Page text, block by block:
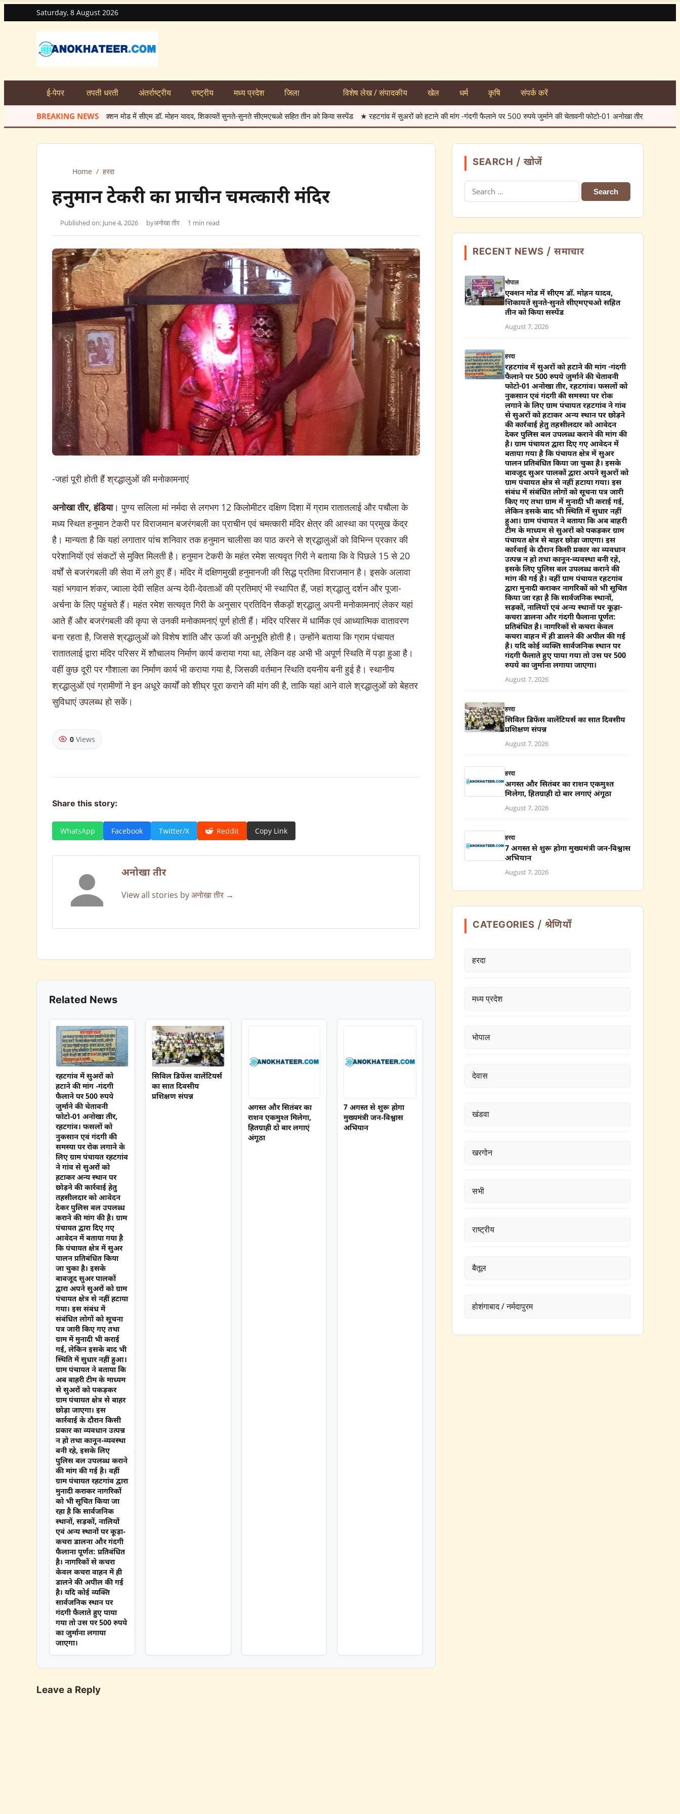
Saturday, 8 August 2026
ई-पेपर तपती धरती अंतर्राष्ट्रीय राष्ट्रीय मध्य प्रदेश जिला विशेष लेख / संपादकीय खेल धर्म कृषि संपर्क करें
BREAKING NEWS
तीन को किया सस्पेंड ★ रहटगांव में सुअरों को हटाने की मांग -गंदगी फैलाने पर 500 रुपये जुर्माने की चेतावनी फोटो-01 अनोखा तीर, रहटगांव। फसलों को नुकसान एवं गंदगी की समस्या पर रोक लगाने के लिए ग्राम पंचायत रहटगांव ने गांव से सुअरों को
Home / हरदा
हनुमान टेकरी का प्राचीन चमत्कारी मंदिर
Published on: June 4, 2026 byअनोखा तीर 1 min read
-जहां पूरी होती हैं श्रद्धालुओं की मनोकामनाएं
अनोखा तीर, हंडिया। पुण्य सलिला मां नर्मदा से लगभग 12 किलोमीटर दक्षिण दिशा में ग्राम रातातलाई और पचौला के
मध्य स्थित हनुमान टेकरी पर विराजमान बजरंगबली का प्राचीन एवं चमत्कारी मंदिर क्षेत्र की आस्था का प्रमुख केंद्र
है। मान्यता है कि यहां लगातार पांच शनिवार तक हनुमान चालीसा का पाठ करने से श्रद्धालुओं को विभिन्न प्रकार की
परेशानियों एवं संकटों से मुक्ति मिलती है। हनुमान टेकरी के महंत रमेश सत्यवृत गिरी ने बताया कि वे पिछले 15 से 20
वर्षों से बजरंगबली की सेवा में लगे हुए हैं। मंदिर में दक्षिणमुखी हनुमानजी की सिद्ध प्रतिमा विराजमान है। इसके अलावा
यहां भगवान शंकर, ज्वाला देवी सहित अन्य देवी-देवताओं की प्रतिमाएं भी स्थापित हैं, जहां श्रद्धालु दर्शन और पूजा-
अर्चना के लिए पहुंचते हैं। महंत रमेश सत्यवृत गिरी के अनुसार प्रतिदिन सैकड़ों श्रद्धालु अपनी मनोकामनाएं लेकर यहां
आते हैं और बजरंगबली की कृपा से उनकी मनोकामनाएं पूर्ण होती हैं। मंदिर परिसर में धार्मिक एवं आध्यात्मिक वातावरण
बना रहता है, जिससे श्रद्धालुओं को विशेष शांति और ऊर्जा की अनुभूति होती है। उन्होंने बताया कि ग्राम पंचायत
रातातलाई द्वारा मंदिर परिसर में शौचालय निर्माण कार्य कराया गया था, लेकिन वह अभी भी अपूर्ण स्थिति में पड़ा हुआ है।
वहीं कुछ दूरी पर गौशाला का निर्माण कार्य भी कराया गया है, जिसकी वर्तमान स्थिति दयनीय बनी हुई है। स्थानीय
श्रद्धालुओं एवं ग्रामीणों ने इन अधूरे कार्यों को शीघ्र पूरा कराने की मांग की है, ताकि यहां आने वाले श्रद्धालुओं को बेहतर
सुविधाएं उपलब्ध हो सकें।
0 Views
Share this story:
WhatsApp Facebook Twitter/X Reddit Copy Link
अनोखा तीर
View all stories by अनोखा तीर →
Related News
रहटगांव में सुअरों को
हटाने की मांग -गंदगी
फैलाने पर 500 रुपये
जुर्माने की चेतावनी
फोटो-01 अनोखा तीर,
रहटगांव। फसलों को
नुकसान एवं गंदगी की
समस्या पर रोक लगाने के
लिए ग्राम पंचायत रहटगांव
ने गांव से सुअरों को
हटाकर अन्य स्थान पर
छोड़ने की कार्रवाई हेतु
तहसीलदार को आवेदन
देकर पुलिस बल उपलब्ध
कराने की मांग की है। ग्राम
पंचायत द्वारा दिए गए
आवेदन में बताया गया है
कि पंचायत क्षेत्र में सुअर
पालन प्रतिबंधित किया
जा चुका है। इसके
बावजूद सुअर पालकों
द्वारा अपने सुअरों को ग्राम
पंचायत क्षेत्र से नहीं हटाया
गया। इस संबंध में
संबंधित लोगों को सूचना
पत्र जारी किए गए तथा
ग्राम में मुनादी भी कराई
गई, लेकिन इसके बाद भी
स्थिति में सुधार नहीं हुआ।
ग्राम पंचायत ने बताया कि
अब बाहरी टीम के माध्यम
से सुअरों को पकड़कर
ग्राम पंचायत क्षेत्र से बाहर
छोड़ा जाएगा। इस
कार्रवाई के दौरान किसी
प्रकार का व्यवधान उत्पन्न
न हो तथा कानून-व्यवस्था
बनी रहे, इसके लिए
पुलिस बल उपलब्ध कराने
की मांग की गई है। वहीं
ग्राम पंचायत रहटगांव द्वारा
मुनादी कराकर नागरिकों
को भी सूचित किया जा
रहा है कि सार्वजनिक
स्थानों, सड़कों, नालियों
एवं अन्य स्थानों पर कूड़ा-
कचरा डालना और गंदगी
फैलाना पूर्णत: प्रतिबंधित
है। नागरिकों से कचरा
केवल कचरा वाहन में ही
डालने की अपील की गई
है। यदि कोई व्यक्ति
सार्वजनिक स्थान पर
गंदगी फैलाते हुए पाया
गया तो उस पर 500 रुपये
का जुर्माना लगाया
जाएगा।
सिविल डिफेंस वालेंटियर्स
का सात दिवसीय
प्रशिक्षण संपन्न
अगस्त और सितंबर का
राशन एकमुश्त मिलेगा,
हितग्राही दो बार लगाएं
अंगूठा
7 अगस्त से शुरू होगा
मुख्यमंत्री जन-विश्वास
अभियान
Leave a Reply
SEARCH / खोजें
Search
for:
RECENT NEWS / समाचार
भोपाल
एक्शन मोड में सीएम डॉ. मोहन यादव,
शिकायतें सुनते-सुनते सीएमएचओ सहित
तीन को किया सस्पेंड
August 7, 2026
हरदा
रहटगांव में सुअरों को हटाने की मांग -गंदगी
फैलाने पर 500 रुपये जुर्माने की चेतावनी
फोटो-01 अनोखा तीर, रहटगांव। फसलों को
नुकसान एवं गंदगी की समस्या पर रोक
लगाने के लिए ग्राम पंचायत रहटगांव ने गांव
से सुअरों को हटाकर अन्य स्थान पर छोड़ने
की कार्रवाई हेतु तहसीलदार को आवेदन
देकर पुलिस बल उपलब्ध कराने की मांग की
है। ग्राम पंचायत द्वारा दिए गए आवेदन में
बताया गया है कि पंचायत क्षेत्र में सुअर
पालन प्रतिबंधित किया जा चुका है। इसके
बावजूद सुअर पालकों द्वारा अपने सुअरों को
ग्राम पंचायत क्षेत्र से नहीं हटाया गया। इस
संबंध में संबंधित लोगों को सूचना पत्र जारी
किए गए तथा ग्राम में मुनादी भी कराई गई,
लेकिन इसके बाद भी स्थिति में सुधार नहीं
हुआ। ग्राम पंचायत ने बताया कि अब बाहरी
टीम के माध्यम से सुअरों को पकड़कर ग्राम
पंचायत क्षेत्र से बाहर छोड़ा जाएगा। इस
कार्रवाई के दौरान किसी प्रकार का व्यवधान
उत्पन्न न हो तथा कानून-व्यवस्था बनी रहे,
इसके लिए पुलिस बल उपलब्ध कराने की
मांग की गई है। वहीं ग्राम पंचायत रहटगांव
द्वारा मुनादी कराकर नागरिकों को भी सूचित
किया जा रहा है कि सार्वजनिक स्थानों,
सड़कों, नालियों एवं अन्य स्थानों पर कूड़ा-
कचरा डालना और गंदगी फैलाना पूर्णत:
प्रतिबंधित है। नागरिकों से कचरा केवल
कचरा वाहन में ही डालने की अपील की गई
है। यदि कोई व्यक्ति सार्वजनिक स्थान पर
गंदगी फैलाते हुए पाया गया तो उस पर 500
रुपये का जुर्माना लगाया जाएगा।
August 7, 2026
हरदा
सिविल डिफेंस वालेंटियर्स का सात दिवसीय
प्रशिक्षण संपन्न
August 7, 2026
हरदा
अगस्त और सितंबर का राशन एकमुश्त
मिलेगा, हितग्राही दो बार लगाएं अंगूठा
August 7, 2026
हरदा
7 अगस्त से शुरू होगा मुख्यमंत्री जन-विश्वास
अभियान
August 7, 2026
CATEGORIES / श्रेणियाँ
हरदा
मध्य प्रदेश
भोपाल
देवास
खंडवा
खरगोन
सभी
राष्ट्रीय
बैतूल
होशंगाबाद / नर्मदापुरम